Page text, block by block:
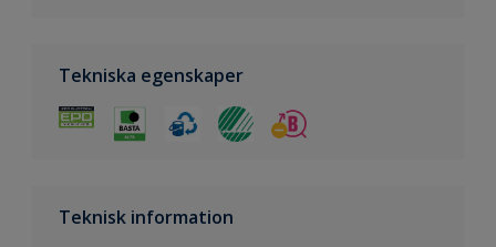
Tekniska egenskaper
Teknisk information